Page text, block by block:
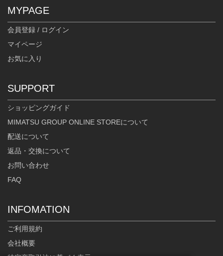
MYPAGE
会員登録 / ログイン
マイページ
お気に入り
SUPPORT
ショッピングガイド
MIMATSU GROUP ONLINE STOREについて
配送について
返品・交換について
お問い合わせ
FAQ
INFOMATION
ご利用規約
会社概要